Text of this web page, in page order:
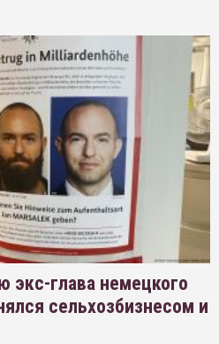
глава немецкого
сельхозбизнесом и